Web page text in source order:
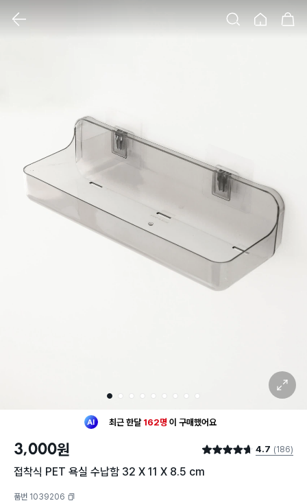
1 2 3 4 5 6 7 8 9
확대 보기
최근 한달 162명 이 구매했어요
구매했어요
3,000원 별점 4.7점 4.7 (186)
접착식 PET 욕실 수납함 32 X 11 X 8.5 cm
품번 1039206